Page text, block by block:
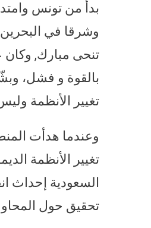
بدأ من تونس
وشرقا في
تنحى مبارك,
بالقوة و فشل،
تغيير الأنظمة
وعندما هدأت
تغيير الأنظمة
السعودية إحداث
تحقيق حول